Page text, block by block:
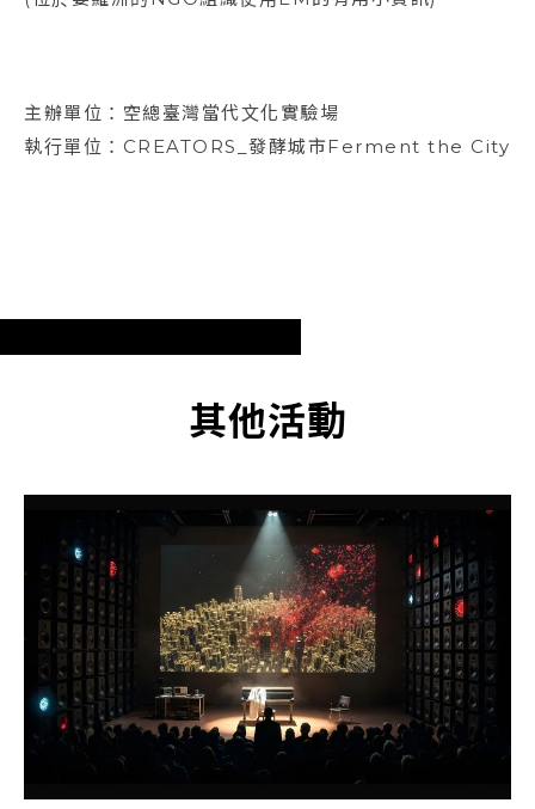
主辦單位：空總臺灣當代文化實驗場
執行單位：CREATORS_發酵城市Ferment the City
其他活動